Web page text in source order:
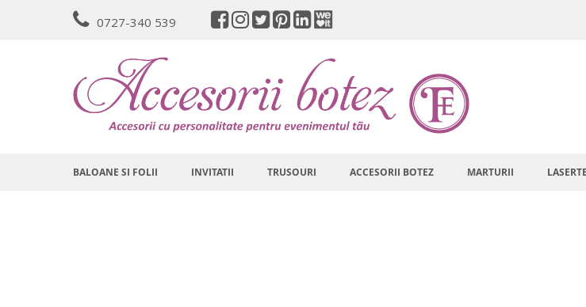
Mergeti
la
0727-340 539
BALOANE SI FOLII INVITATII TRUSOURI ACCESORII BOTEZ MARTURII